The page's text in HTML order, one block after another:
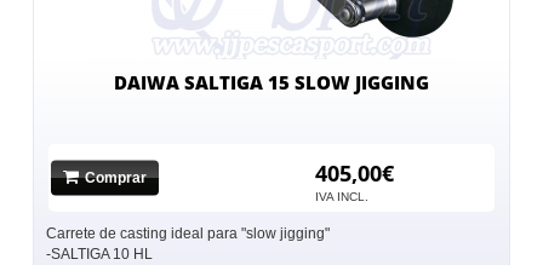
DAIWA SALTIGA 15 SLOW JIGGING
Comprar 405,00€
IVA INCL.
Carrete de casting ideal para "slow jigging"
-SALTIGA 10 HL